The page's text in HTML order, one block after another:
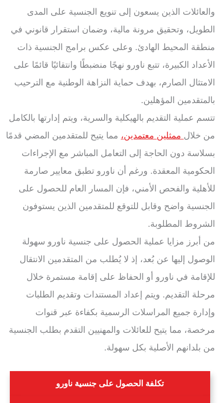
والعائلات الذين يسعون إلى تنويع الجنسية على المدى
الطويل، وتحقيق مرونة مالية، وضمان استقرار قانوني في
منطقة المحيط الهادئ. وعلى عكس برامج الجنسية ذات
الأعداد الكبيرة، تتبع ناورو نهجًا منضبطًا وانتقائيًا قائمًا على
الامتثال الصارم، بهدف حماية النزاهة الوطنية مع الترحيب
بالمتقدمين المؤهلين.
تتسم عملية التقديم بالهيكلية والسرية، ويتم إدارتها بالكامل
من خلال ممثلين معتمدين، مما يتيح للمتقدمين المضي قدمًا
بسلاسة دون الحاجة إلى التعامل المباشر مع الإجراءات
الحكومية المعقدة. ورغم أن ناورو تطبق معايير صارمة
للأهلية والفحص الأمني، فإن المسار العام للحصول على
الجنسية واضح وقابل للتوقع للمتقدمين الذين يستوفون
الشروط المطلوبة.
من أبرز مزايا عملية الحصول على جنسية ناورو سهولة
الوصول إليها عن بُعد، إذ لا يُطلب من المتقدمين الانتقال
للإقامة في ناورو أو الحفاظ على إقامة مستمرة خلال
مرحلة التقديم. ويتم إعداد المستندات وتقديم الطلبات
وإدارة جميع المراسلات الرسمية بكفاءة عبر قنوات
مرخصة، مما يتيح للعائلات والمهنيين التقدم بطلب الجنسية
من بلدانهم الأصلية بكل سهولة.
تكلفة الحصول على جنسية ناورو